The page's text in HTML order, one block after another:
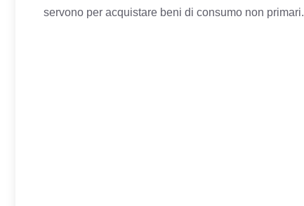
servono per acquistare beni di consumo non primari.